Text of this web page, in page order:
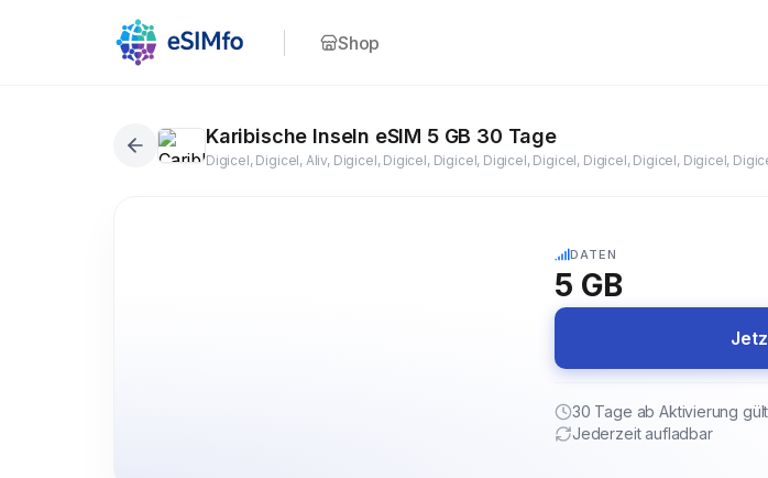
Shop
Karibische Inseln eSIM 5 GB 30 Tage
DATEN
5 GB
30 Tage ab Aktivierung
Jederzeit aufladbar